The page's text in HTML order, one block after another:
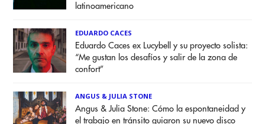
latinoamericano
EDUARDO CACES
Eduardo Caces ex Lucybell y su proyecto solista:
“Me gustan los desafíos y salir de la zona de
confort”
ANGUS & JULIA STONE
Angus & Julia Stone: Cómo la espontaneidad y
el trabajo en tránsito guiaron su nuevo disco